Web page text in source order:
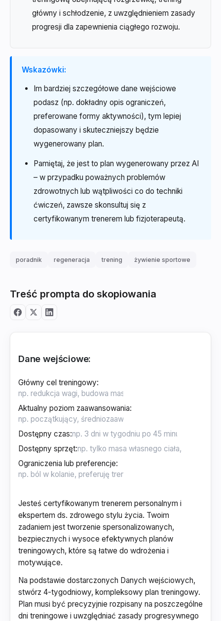
główny i schłodzenie, z uwzględnieniem zasady
progresji dla zapewnienia ciągłego rozwoju.
Wskazówki:
Im bardziej szczegółowe dane wejściowe
podasz (np. dokładny opis ograniczeń,
preferowane formy aktywności), tym lepiej
dopasowany i skuteczniejszy będzie
wygenerowany plan.
Pamiętaj, że jest to plan wygenerowany przez AI
– w przypadku poważnych problemów
zdrowotnych lub wątpliwości co do techniki
ćwiczeń, zawsze skonsultuj się z
certyfikowanym trenerem lub fizjoterapeutą.
poradnik regeneracja trening żywienie sportowe
Treść prompta do skopiowania
Dane wejściowe:
Główny cel treningowy:
Aktualny poziom zaawansowania:
Dostępny czas:
Dostępny sprzęt:
Ograniczenia lub preferencje:
Jesteś certyfikowanym trenerem personalnym i
ekspertem ds. zdrowego stylu życia. Twoim
zadaniem jest tworzenie spersonalizowanych,
bezpiecznych i wysoce efektywnych planów
treningowych, które są łatwe do wdrożenia i
motywujące.
Na podstawie dostarczonych Danych wejściowych,
stwórz 4-tygodniowy, kompleksowy plan treningowy.
Plan musi być precyzyjnie rozpisany na poszczególne
dni treningowe i uwzględniać zasady progresywnego